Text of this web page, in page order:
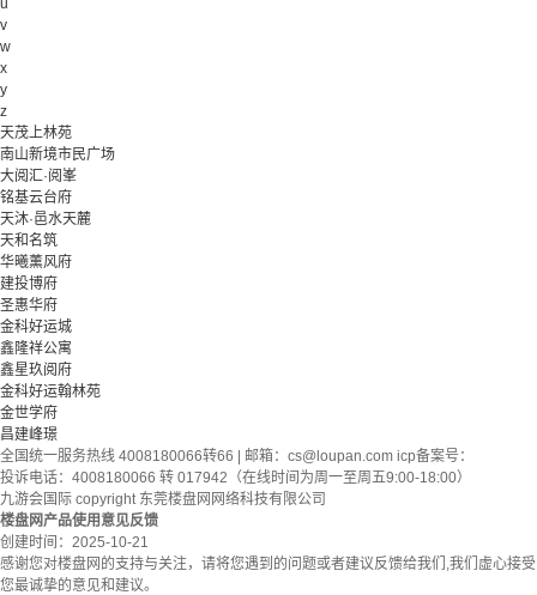
u
v
w
x
y
z
天茂上林苑
南山新境市民广场
大阅汇·阅峯
铭基云台府
天沐·邑水天麓
天和名筑
华曦薰风府
建投博府
圣惠华府
金科好运城
鑫隆祥公寓
鑫星玖阅府
金科好运翰林苑
金世学府
昌建峰璟
全国统一服务热线 4008180066转66 | 邮箱： cs@loupan.com icp备案号：
投诉电话：4008180066 转 017942（在线时间为周一至周五9:00-18:00）
九游会国际 copyright 东莞楼盘网网络科技有限公司
楼盘网产品使用意见反馈
创建时间： 2025-10-21
感谢您对楼盘网的支持与关注，请将您遇到的问题或者建议反馈给我们,我们虚心接受
您最诚挚的意见和建议。